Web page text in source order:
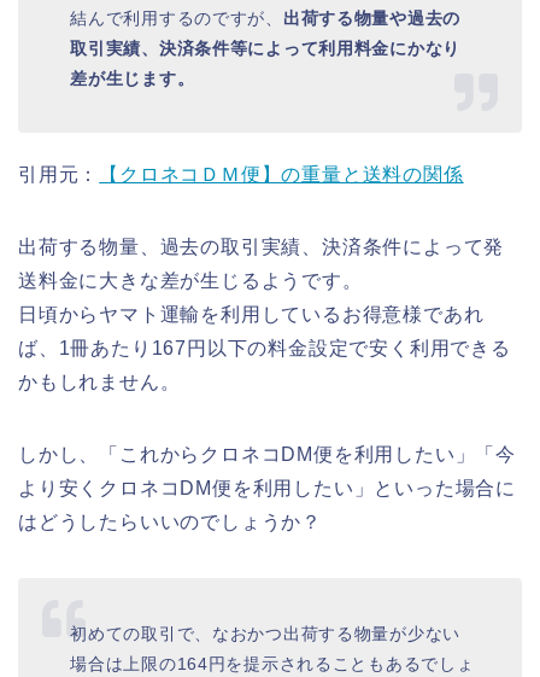
結んで利用するのですが、 出荷する物量や過去の
取引実績、決済条件等によって利用料金にかなり
差が生じます。
引用元： 【クロネコＤＭ便】の重量と送料の関係
出荷する物量、過去の取引実績、決済条件によって発
送料金に大きな差が生じるようです。
日頃からヤマト運輸を利用しているお得意様であれ
ば、1冊あたり167円以下の料金設定で安く利用できる
かもしれません。
しかし、「これからクロネコDM便を利用したい」「今
より安くクロネコDM便を利用したい」といった場合に
はどうしたらいいのでしょうか？
初めての取引で、なおかつ出荷する物量が少ない
場合は上限の164円を提示されることもあるでしょ